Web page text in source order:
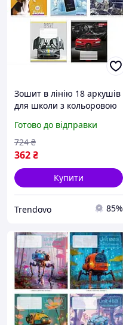
Зошит в лінію 18 аркушів
для школи з кольоровою
Софт-Тач
Готово до відправки
362₴
724 ₴
Купити
Trendovo 85%